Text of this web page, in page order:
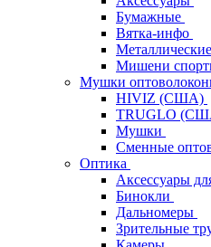
Бумажные
Вятка-инфо
Металлические
Мишени
Мушки
HIVIZ (США)
TRUGLO
Мушки
Сменные
Оптика
Аксессуары
Бинокли
Дальномеры
Зрительные